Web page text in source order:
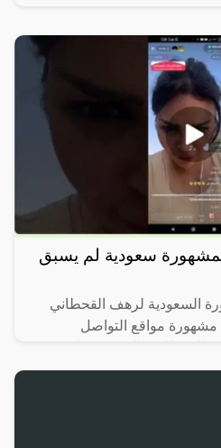
سعودية لم يسبق
السعودية لرهف القحطاني
مواقع التواصل